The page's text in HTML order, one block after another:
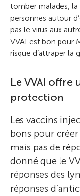
tomber malades,
personnes autour
pas le virus aux
VVAI est bon pour
risque d’attraper la
Le VVAI offre
protection
Les vaccins
bons pour créer
mais pas de
donné que le
réponses des
réponses